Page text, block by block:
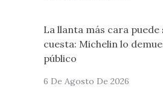
La llanta más cara puede
cuesta: Michelin lo
público
6 De Agosto De 2026